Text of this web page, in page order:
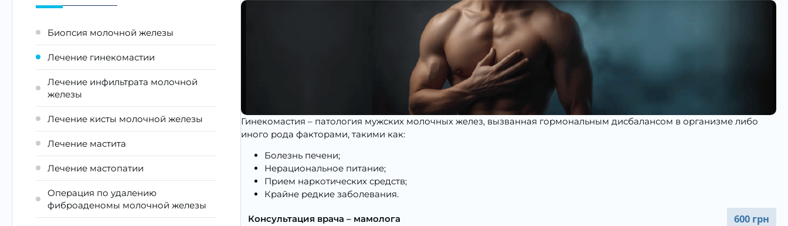
Биопсия молочной железы
Лечение гинекомастии
Лечение инфильтрата молочной
железы
Лечение кисты молочной железы
Лечение мастита
Лечение мастопатии
Операция по удалению
фиброаденомы молочной железы
Гинекомастия – патология мужских молочных желез, вызванная гормональным дисбалансом в организме либо
иного рода факторами, такими как:
Болезнь печени;
Нерациональное питание;
Прием наркотических средств;
Крайне редкие заболевания.
Консультация врача – мамолога 600 грн